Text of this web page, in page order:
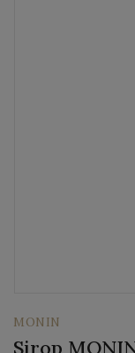
MONIN
Sirop